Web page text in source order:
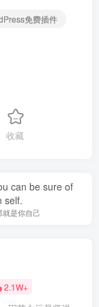
免费插件
收藏
can be sure of
self.
是你自己
2.1W+